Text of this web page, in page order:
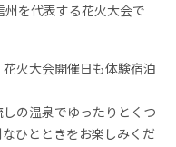
を代表する花火大会で
火大会開催日も体験宿泊
の温泉でゆったりとくつ
ひとときをお楽しみくだ